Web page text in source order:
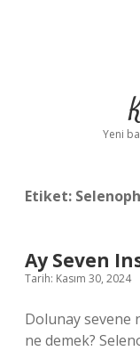
Yeni
Etiket:
Ay Seven
Tarih: Kasım 30, 2024
Dolunay sevene
ne demek?